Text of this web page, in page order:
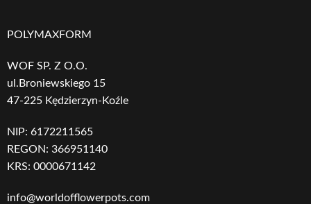
POLYMAXFORM
WOF SP. Z O.O.
ul.Broniewskiego 15
47-225 Kędzierzyn-Koźle
NIP: 6172211565
REGON: 366951140
KRS: 0000671142
info@worldofflowerpots.com